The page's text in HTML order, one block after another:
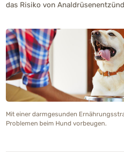
das Risiko von
Mit einer darmgesunden
Problemen beim Hund vorbeugen.